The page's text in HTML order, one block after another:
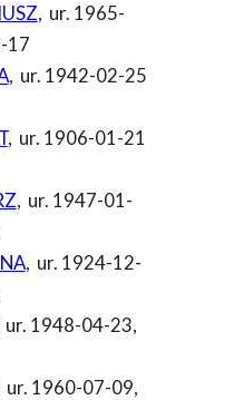
, ur. 1965-
17
, ur. 1942-02-25
, ur. 1906-01-21
, ur. 1947-01-
, ur. 1924-12-
ur. 1948-04-23,
ur. 1960-07-09,